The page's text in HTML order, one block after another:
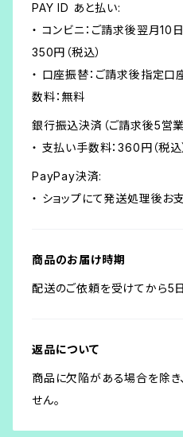
PAY ID あと払い:
・ コンビニ：ご請求後翌月10
350円（税込）
・ 口座振替：ご請求後指定口
数料：無料
銀行振込決済（ご請求後5営業
・ 支払い手数料：360円（税込
PayPay決済:
・ ショップにて発送処理後お
商品のお届け時期
配送のご依頼を受けてから5
返品について
商品に欠陥がある場合を除き
せん。